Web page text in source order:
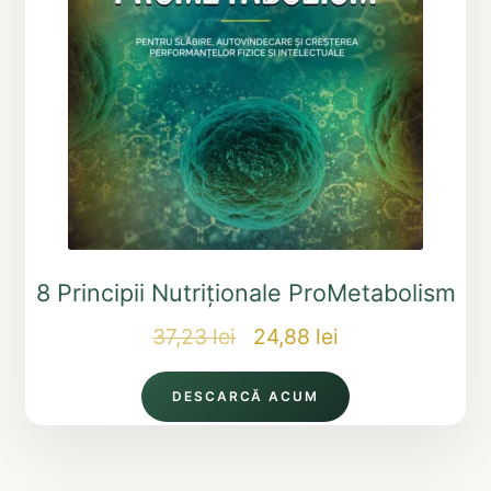
8 Principii Nutriționale ProMetabolism
37,23lei
Prețul
inițial
a
24,88 leiPrețul
curent
este:
DESCARCĂ ACUM